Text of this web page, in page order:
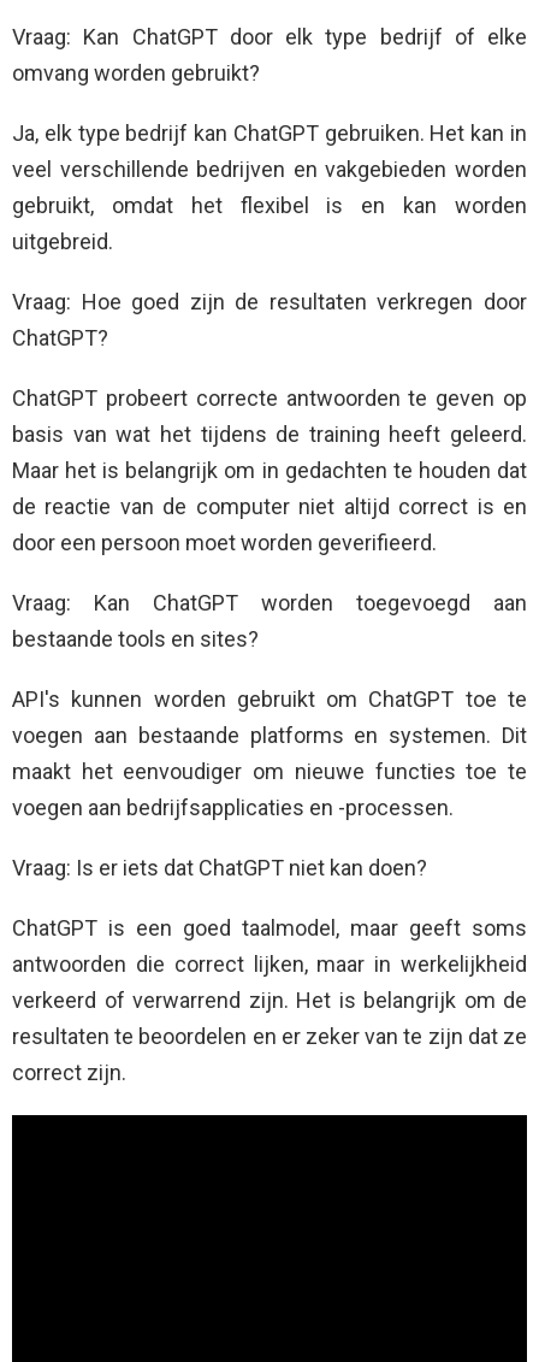
Vraag: Kan ChatGPT door elk type bedrijf of elke
omvang worden gebruikt?
Ja, elk type bedrijf kan ChatGPT gebruiken. Het kan in
veel verschillende bedrijven en vakgebieden worden
gebruikt, omdat het flexibel is en kan worden
uitgebreid.
Vraag: Hoe goed zijn de resultaten verkregen door
ChatGPT?
ChatGPT probeert correcte antwoorden te geven op
basis van wat het tijdens de training heeft geleerd.
Maar het is belangrijk om in gedachten te houden dat
de reactie van de computer niet altijd correct is en
door een persoon moet worden geverifieerd.
Vraag: Kan ChatGPT worden toegevoegd aan
bestaande tools en sites?
API's kunnen worden gebruikt om ChatGPT toe te
voegen aan bestaande platforms en systemen. Dit
maakt het eenvoudiger om nieuwe functies toe te
voegen aan bedrijfsapplicaties en -processen.
Vraag: Is er iets dat ChatGPT niet kan doen?
ChatGPT is een goed taalmodel, maar geeft soms
antwoorden die correct lijken, maar in werkelijkheid
verkeerd of verwarrend zijn. Het is belangrijk om de
resultaten te beoordelen en er zeker van te zijn dat ze
correct zijn.